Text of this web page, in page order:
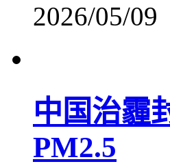
2026/05/09
中国治霾
PM2.5